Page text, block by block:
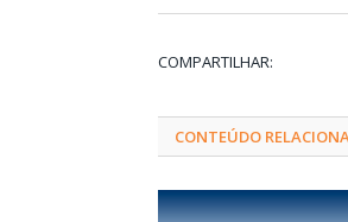
COMPARTILHAR:
CONTEÚDO